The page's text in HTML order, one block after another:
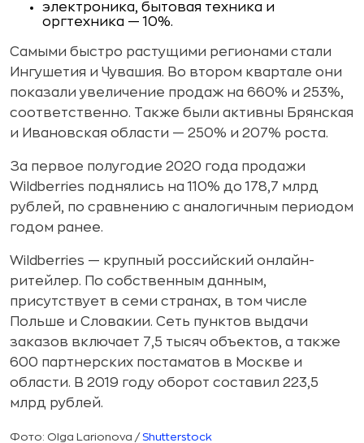
электроника, бытовая техника и
оргтехника — 10%.
Самыми быстро растущими регионами стали
Ингушетия и Чувашия. Во втором квартале они
показали увеличение продаж на 660% и 253%,
соответственно. Также были активны Брянская
и Ивановская области — 250% и 207% роста.
За первое полугодие 2020 года продажи
Wildberries поднялись на 110% до 178,7 млрд
рублей, по сравнению с аналогичным периодом
годом ранее.
Wildberries — крупный российский онлайн-
ритейлер. По собственным данным,
присутствует в семи странах, в том числе
Польше и Словакии. Сеть пунктов выдачи
заказов включает 7,5 тысяч объектов, а также
600 партнерских постаматов в Москве и
области. В 2019 году оборот составил 223,5
млрд рублей.
Фото: Olga Larionova / Shutterstock